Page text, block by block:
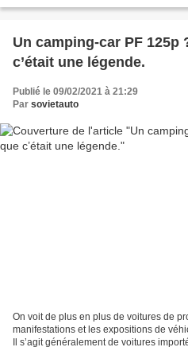
Un camping-car PF 125p
c’était une légende.
Publié le 09/02/2021 à 21:29
Par sovietauto
On voit de plus en plus de voitures de
manifestations et les expositions de
Il s’agit généralement de voitures